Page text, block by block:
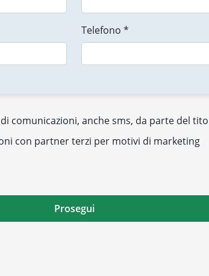
Telefono *
comunicazioni, anche sms, da parte del
con partner terzi per motivi di marketing